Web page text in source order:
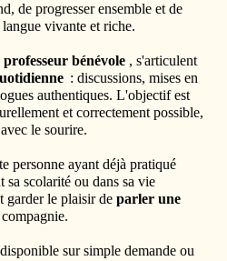
de progresser ensemble et de
vivante et riche.
professeur bénévole , s'articulent
: discussions, mises en
authentiques. L'objectif est
et correctement possible,
le sourire.
personne ayant déjà pratiqué
sa scolarité ou dans sa vie
garder le plaisir de parler une
sur simple demande ou